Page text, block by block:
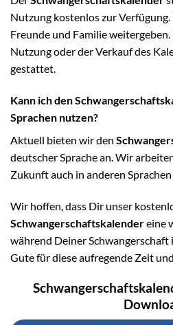
Nutzung kostenlos zur
Freunde und Familie
Nutzung oder der Verkauf des
gestattet.
Kann ich den
Sprachen nutzen?
Aktuell bieten wir den
deutscher Sprache an. Wir
Zukunft auch in anderen Sprachen
Wir hoffen, dass Dir unser
Schwangerschaftskalendereine
während Deiner
Gute für diese aufregende Zeit